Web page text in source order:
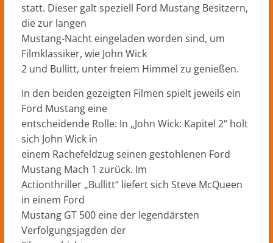
statt. Dieser galt speziell Ford Mustang Besitzern,
die zur langen
Mustang-Nacht eingeladen worden sind, um
Filmklassiker, wie John Wick
2 und Bullitt, unter freiem Himmel zu genießen.
In den beiden gezeigten Filmen spielt jeweils ein
Ford Mustang eine
entscheidende Rolle: In „John Wick: Kapitel 2“ holt
sich John Wick in
einem Rachefeldzug seinen gestohlenen Ford
Mustang Mach 1 zurück. Im
Actionthriller „Bullitt“ liefert sich Steve McQueen
in einem Ford
Mustang GT 500 eine der legendärsten
Verfolgungsjagden der